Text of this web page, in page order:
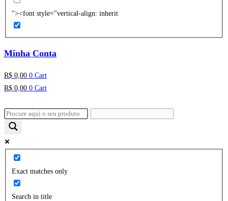
"><font style="vertical-align: inherit
Minha Conta
R$ 0,00 0 Cart
R$ 0,00 0 Cart
Exact matches only
Search in title